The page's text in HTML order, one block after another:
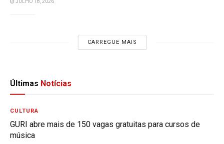
CARREGUE MAIS
Últimas Notícias
CULTURA
GURI abre mais de 150 vagas gratuitas para cursos de
música